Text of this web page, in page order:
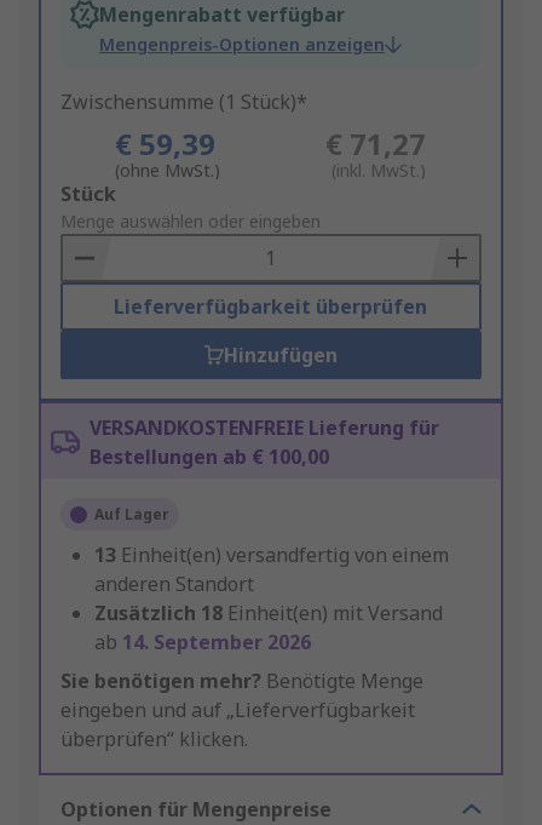
Mengenrabatt verfügbar
Mengenpreis-Optionen anzeigen
Zwischensumme (1 Stück)*
€ 59,39
(ohne MwSt.)
€ 71,27
(inkl. MwSt.)
Add
to
Basket
Stück
Menge auswählen oder eingeben
Lieferverfügbarkeit überprüfen
Hinzufügen
VERSANDKOSTENFREIE Lieferung für
Bestellungen ab € 100,00
Auf Lager
13 Einheit(en) versandfertig von einem
anderen Standort
Zusätzlich 18 Einheit(en) mit Versand
ab 14. September 2026
Sie benötigen mehr? Benötigte Menge
eingeben und auf „Lieferverfügbarkeit
überprüfen“ klicken.
Optionen für Mengenpreise